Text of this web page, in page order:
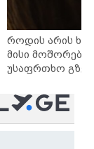
როდის არის
მისი
უსაფრთხო